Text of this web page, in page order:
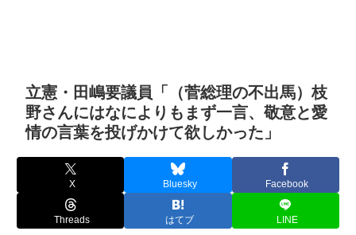
立憲・田嶋要議員「（菅総理の不出馬）枝
野さんにはなによりもまず一言、敬意と愛
情の言葉を投げかけて欲しかった」
X Bluesky Facebook
Threads はてブ LINE